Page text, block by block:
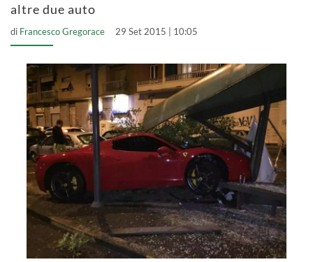
altre due auto
di Francesco Gregorace 29 Set 2015 | 10:05